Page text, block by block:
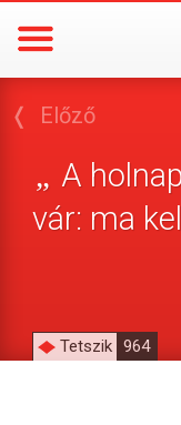
❬ Előző
„ A
vár: ma
Tetszik 964